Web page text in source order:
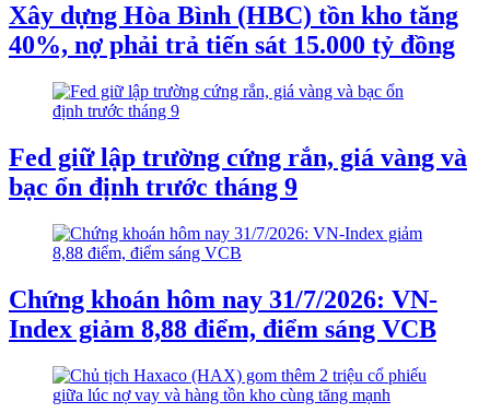
Xây dựng Hòa Bình (HBC) tồn kho tăng
40%, nợ phải trả tiến sát 15.000 tỷ đồng
Fed giữ lập trường cứng rắn, giá vàng và
bạc ổn định trước tháng 9
Chứng khoán hôm nay 31/7/2026: VN-
Index giảm 8,88 điểm, điểm sáng VCB